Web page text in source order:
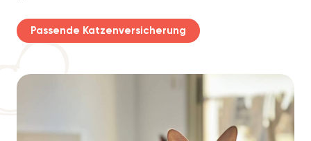
Passende Katzenversicherung